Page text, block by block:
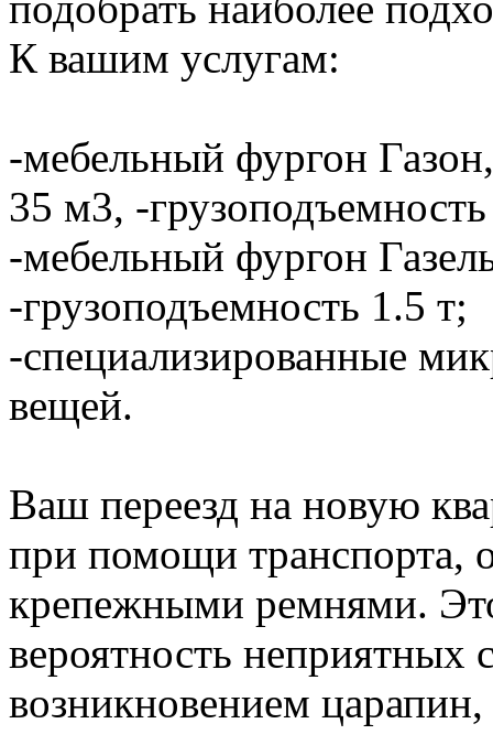
К вашим услугам:
-мебельный фургон
35 м3, -
-мебельный фургон
-грузоподъемность 1.5 т;
-специализированные
вещей.
Ваш переезд на новую
при помощи транспорта,
крепежными ремнями.
вероятность неприятных
возникновением царапин,